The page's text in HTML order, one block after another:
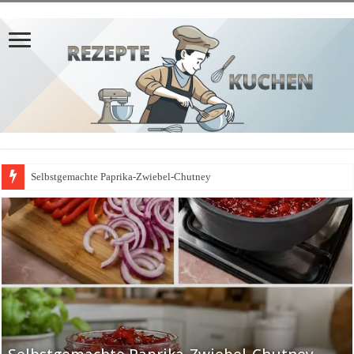
Selbstgemachte Paprika-Zwiebel-Chutney
Grundteige 4 einfache Hefeteige für viele